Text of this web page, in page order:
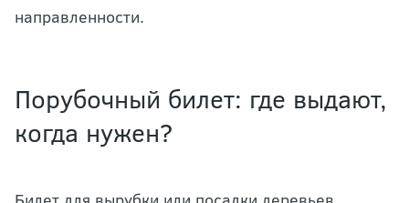
направленности.
Порубочный билет: где выдают,
когда нужен?